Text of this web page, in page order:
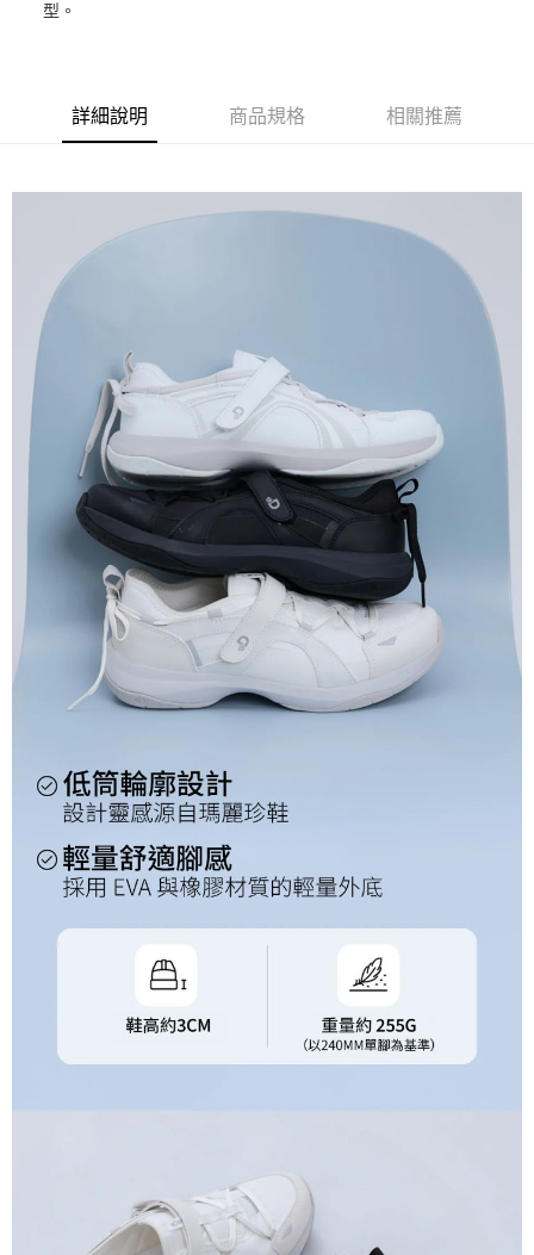
7-11取貨付款<未取貨列黑名單/不支援離島取退>
每筆NT$60，滿NT$990(含以上)免運費
每筆NT$60，滿NT$990(含以上)免運費
每筆NT$80，滿NT$990(含以上)免運費
型。
詳細說明 商品規格 相關推薦